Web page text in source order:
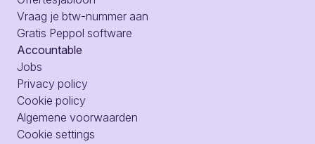
Vraag je btw-nummer aan
Gratis Peppol software
Accountable
Jobs
Privacy policy
Cookie policy
Algemene voorwaarden
Cookie settings